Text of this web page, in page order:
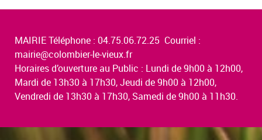
MAIRIE Téléphone : 04.75.06.72.25 Courriel :
mairie@colombier-le-vieux.fr
Horaires d’ouverture au Public : Lundi de 9h00 à 12h00,
Mardi de 13h30 à 17h30, Jeudi de 9h00 à 12h00,
Vendredi de 13h30 à 17h30, Samedi de 9h00 à 11h30.